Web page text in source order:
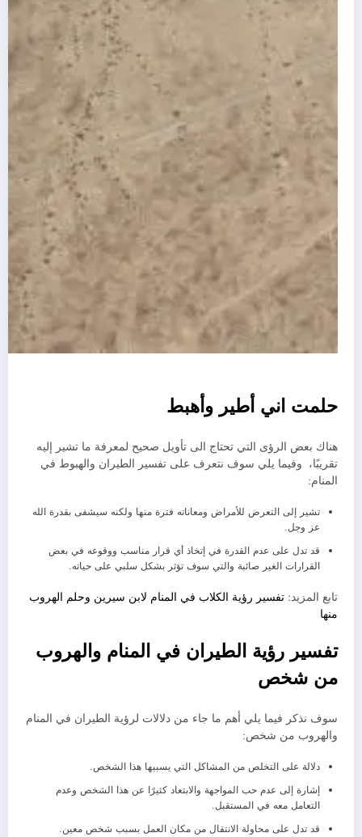
حلمت اني أطير وأهبط
هناك بعض الرؤى التي تحتاج الى تأويل صحيح لمعرفة ما تشير إليه
تقريبًا، وفيما يلي سوف نتعرف على تفسير الطيران والهبوط في
المنام:
تشير إلى التعرض للأمراض ومعاناته فترة منها ولكنه سيشفى بقدرة الله
عز وجل.
قد تدل على عدم القدرة في إتخاذ أي قرار مناسب ووقوعه في بعض
القرارات الغير صائبة والتي سوف تؤثر بشكل سلبي على حياته.
تابع المزيد: تفسير رؤية الكلاب في المنام لابن سيرين وحلم الهروب
منها
تفسير رؤية الطيران في المنام والهروب
من شخص
سوف نذكر فيما يلي أهم ما جاء من دلالات لرؤية الطيران في المنام
والهروب من شخص:
دلالة على التخلص من المشاكل التي يسببها هذا الشخص.
إشارة إلى عدم حب المواجهة والابتعاد كثيرًا عن هذا الشخص وعدم
التعامل معه في المستقبل.
قد تدل على محاولة الانتقال من مكان العمل بسبب شخص معين.